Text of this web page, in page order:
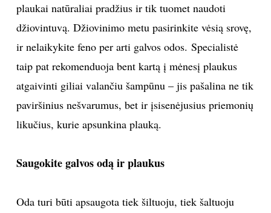
plaukai natūraliai pradžius ir tik tuomet naudoti
džiovintuvą. Džiovinimo metu pasirinkite vėsią srovę,
ir nelaikykite feno per arti galvos odos. Specialistė
taip pat rekomenduoja bent kartą į mėnesį plaukus
atgaivinti giliai valančiu šampūnu – jis pašalina ne tik
paviršinius nešvarumus, bet ir įsisenėjusius priemonių
likučius, kurie apsunkina plauką.
Saugokite galvos odą ir plaukus
Oda turi būti apsaugota tiek šiltuoju, tiek šaltuoju